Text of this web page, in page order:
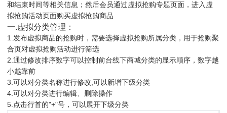
和结束时间等相关信息；然后会员通过虚拟抢购专题页面，进入虚
拟抢购活动页面购买虚拟抢购商品
一.虚拟分类管理：
1.发布虚拟商品的抢购时，需要选择虚拟抢购所属分类，用于抢购聚
合页对虚拟抢购活动进行筛选
2.通过修改排序数字可以控制前台线下商城分类的显示顺序，数字越
小越靠前
3.可以对分类名称进行修改,可以新增下级分类
4.可以对分类进行编辑、删除操作
5.点击行首的"+"号，可以展开下级分类